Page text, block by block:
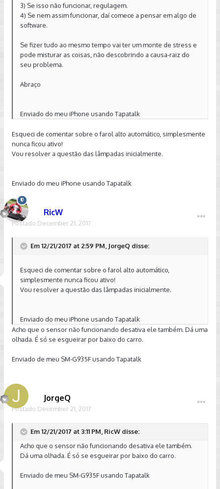
3) Se isso não funcionar, regulagem.
4) Se nem assim funcionar, daí comece a pensar em algo de
software.
Se fizer tudo ao mesmo tempo vai ter um monte de stress e
pode misturar as coisas, não descobrindo a causa-raiz do
seu problema.
Abraço
Enviado do meu iPhone usando Tapatalk
Esqueci de comentar sobre o farol alto automático, simplesmente
nunca ficou ativo!
Vou resolver a questão das lâmpadas inicialmente.
Enviado do meu iPhone usando Tapatalk
RicW
Postado December 21, 2017
Em 12/21/2017 at 2:59 PM, JorgeQ disse:
Esqueci de comentar sobre o farol alto automático,
simplesmente nunca ficou ativo!
Vou resolver a questão das lâmpadas inicialmente.
Enviado do meu iPhone usando Tapatalk
Acho que o sensor não funcionando desativa ele também. Dá uma
olhada. É só se esgueirar por baixo do carro.
Enviado de meu SM-G935F usando Tapatalk
JorgeQ
Postado December 21, 2017
Em 12/21/2017 at 3:11 PM, RicW disse:
Acho que o sensor não funcionando desativa ele também.
Dá uma olhada. É só se esgueirar por baixo do carro.
Enviado de meu SM-G935F usando Tapatalk